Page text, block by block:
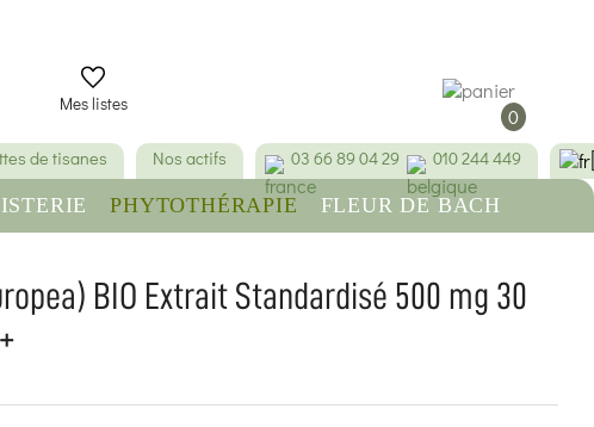
Mes listes 0
de tisanes Nos actifs 03 66 89 04 29 010 244 449
PHYTOTHÉRAPIE
FLEUR DE BACH
BIO Extrait Standardisé 500 mg 30